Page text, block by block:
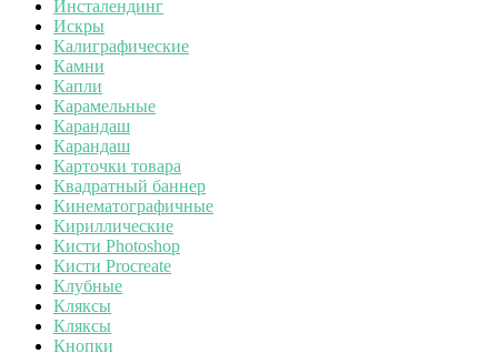
Инсталендинг
Искры
Калиграфические
Камни
Капли
Карамельные
Карандаш
Карандаш
Карточки товара
Квадратный баннер
Кинематографичные
Кириллические
Кисти Photoshop
Кисти Procreate
Клубные
Кляксы
Кляксы
Кнопки